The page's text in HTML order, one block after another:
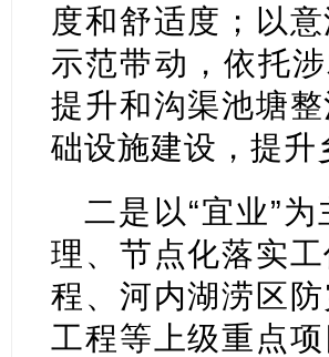
度和舒适度；以
示范带动，依托
提升和沟渠池塘
础设施建设，提
二是以“宜业”
理、节点化落实
程、河内湖涝区
工程等上级重点